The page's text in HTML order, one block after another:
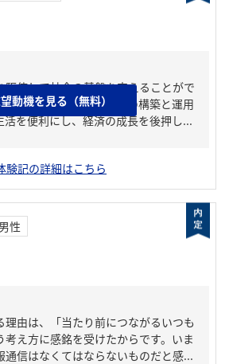
駆使して社会の基盤を支えることがで
す。特に、通信インフラの構築と運用
活を便利にし、経済の成長を後押し...
験記の詳細はこちら
動機を見る（無料）
男性
理由は、「当たり前につながるいつも
考え方に感銘を受けたからです。いま
通信はなくてはならないものだと感...